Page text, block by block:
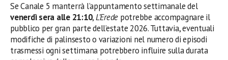
Se Canale 5 manterrà l’appuntamento settimanale del
venerdì sera alle 21:10,L’Erede potrebbe accompagnare il
pubblico per gran parte dell’estate 2026. Tuttavia, eventuali
modifiche di palinsesto o variazioni nel numero di episodi
trasmessi ogni settimana potrebbero influire sulla durata